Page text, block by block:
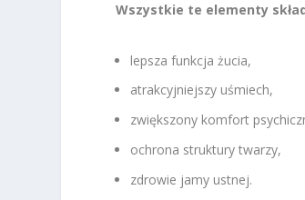
Wszystkie te elementy
lepsza funkcja żucia,
atrakcyjniejszy uśmiech,
zwiększony komfort
ochrona struktury twarzy,
zdrowie jamy ustnej.